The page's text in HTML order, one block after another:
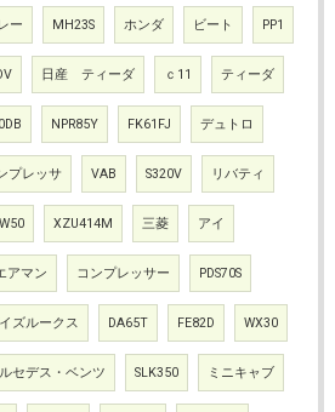
ー MH23S ホンダ ビート PP1
日産 ティーダ ｃ11 ティーダ
NPR85Y FK61FJ デュトロ
プレッサ VAB S320V リバティ
XZU414M 三菱 アイ
アマン コンプレッサー PDS70S
ズルークス DA65T FE82D WX30
セデス・ベンツ SLK350 ミニキャブ